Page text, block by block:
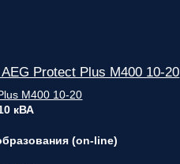
Protect Plus M400 10-20
кВА
(on-line)